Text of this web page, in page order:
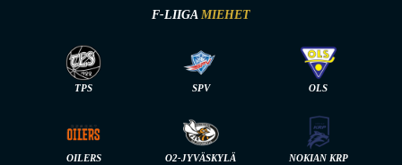
F-LIIGA MIEHET
TPS SPV OLS
OILERS O2-JYVÄSKYLÄ NOKIAN KRP